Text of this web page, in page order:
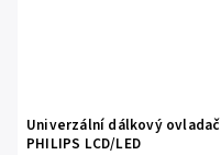
Univerzální dálkový ovladač
PHILIPS LCD/LED